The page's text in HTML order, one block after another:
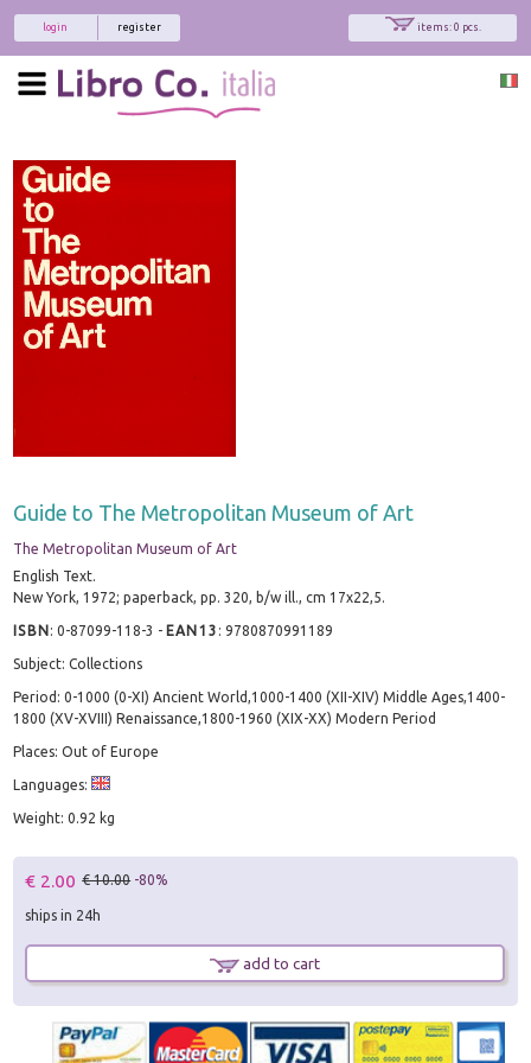
items: 0 pcs.
register
login
Guide to The Metropolitan Museum of Art
The Metropolitan Museum of Art
English Text.
New York, 1972; paperback, pp. 320, b/w ill., cm 17x22,5.
ISBN:0-87099-118-3 - EAN13 :9780870991189
Subject: Collections
Period: 0-1000 (0-XI) Ancient World,1000-1400 (XII-XIV) Middle Ages,1400-
1800 (XV-XVIII) Renaissance,1800-1960 (XIX-XX) Modern Period
Places: Out of Europe
Languages:
Weight: 0.92 kg
€ 2.00 € 10.00 -80%
ships in 24h
add to cart
Interessato ai nostri libri?